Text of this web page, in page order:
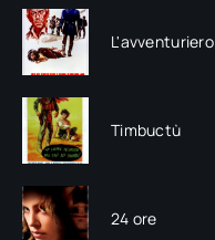
L'avventuriero
Timbuctù
24 ore